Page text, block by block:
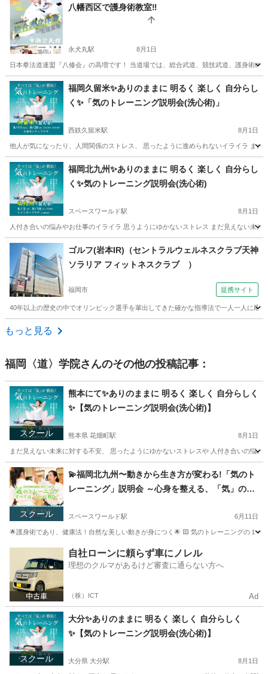
福岡 北九州市 北方駅 ヨガ チャクラ
八幡西区で護身術教室‼️
永犬丸駅 8月1日
日本拳法道連盟『八修会』の高増です！ 当道場では、総合武道、競技武道、護身術
福岡 北九州市 永犬丸駅 空手/他格闘技 護身術
福岡久留米✨️ありのままに 明るく 楽しく 自分らし
く✨️「気のトレーニング説明会(洗心術)」
西鉄久留米駅 8月1日
他人が気になったり、人間関係のストレス、 思ったように進められないイライラ ま
福岡 久留米市 西鉄久留米駅 気功 場所
福岡北九州✨️ありのままに 明るく 楽しく 自分らし
く✨️気のトレーニング説明会(洗心術)
スペースワールド駅 8月1日
人付き合いの悩みやお仕事のイライラ 思うようにゆかないストレス まだ見えない未
福岡 北九州市 スペースワールド駅 気功
ゴルフ(岩本IR)（セントラルウェルネスクラブ天神
ソラリア フィットネスクラブ ）
福岡市 提携サイト
40年以上の歴史の中でオリンピック選手を輩出してきた確かな指導法で一人一人に応
福岡 福岡市
もっと見る
福岡〈道〉学院さんのその他の投稿記事：
スクール
熊本にて✨️ありのままに 明るく 楽しく 自分らしく
✨️【気のトレーニング説明会(洗心術)】
熊本県 花畑町駅 8月1日
まだ見えない未来に対する不安、 思ったようにゆかないストレスや 人付き合いの悩
熊本 熊本市 花畑町駅 気功 場所
スクール
💫福岡北九州〜動きから生き方が変わる!「気のト
レーニング」説明会 ～心身を整える、「気」の護
スペースワールド駅 6月11日
🌟護身術であり、健康法！自然な美しい動きが身につく🌟 🟨 気のトレーニン
スペースワールド駅 気功
自社ローンに頼らず車にノレル
理想のクルマがあるけど審査に通らない方へ
（株）ICT Ad
スクール
大分✨️ありのままに 明るく 楽しく 自分らしく
✨️【気のトレーニング説明会(洗心術)】
大分県 大分駅 8月1日